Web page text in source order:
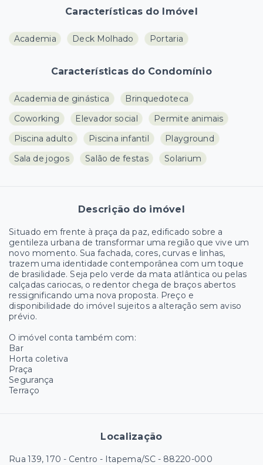
Características do Imóvel
Academia Deck Molhado Portaria
Características do Condomínio
Academia de ginástica
Brinquedoteca
Coworking
Elevador social
Permite animais
Piscina adulto
Piscina infantil
Playground
Sala de jogos
Salão de festas Solarium
Descrição do imóvel
Situado em frente à praça da paz, edificado sobre a
gentileza urbana de transformar uma região que vive um
novo momento. Sua fachada, cores, curvas e linhas,
trazem uma identidade contemporânea com um toque
de brasilidade. Seja pelo verde da mata atlântica ou pelas
calçadas cariocas, o redentor chega de braços abertos
ressignificando uma nova proposta. Preço e
disponibilidade do imóvel sujeitos a alteração sem aviso
prévio.
O imóvel conta também com:
Bar
Horta coletiva
Praça
Segurança
Terraço
Localização
Rua 139, 170 - Centro - Itapema/SC - 88220-000